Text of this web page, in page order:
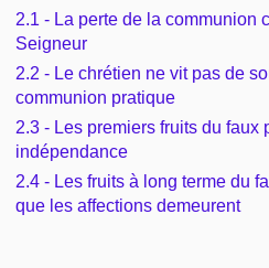
Prophétie
Sanctification
Vie pratique
Mariage, famille
Pour débuter
Rechercher dans la Bible
Études et commentaires par
Dictionnaires bibliques
2.1 - La perte de la communion
Seigneur
2.2 - Le chrétien ne vit pas de
communion pratique
2.3 - Les premiers fruits du
indépendance
2.4 - Les fruits à long terme du
que les affections demeurent